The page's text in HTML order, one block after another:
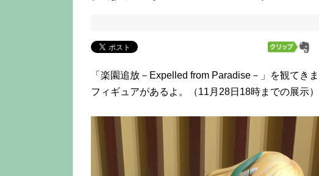
「楽園追放－Expelled from Paradise－」を観てき
フィギュアがあるよ。（11月28日18時までの展示）